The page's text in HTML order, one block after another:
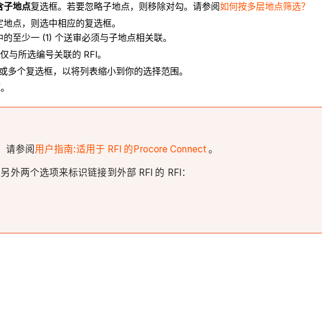
子地点复选框。若要忽略子地点，则移除对勾。请参阅如何按多层地点筛选？
点，则选中相应的复选框。
至少一 (1) 个送审必须与子地点相关联。
与所选编号关联的 RFI。
多个复选框，以将列表缩小到你的选择范围。
请参阅 用户指南:适用于 RFI 的Procore Connect 。
外两个选项来标识链接到外部 RFI 的 RFI：